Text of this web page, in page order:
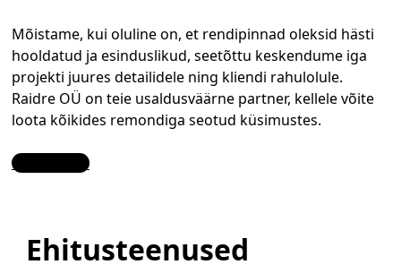
Mõistame, kui oluline on, et rendipinnad oleksid hästi
hooldatud ja esinduslikud, seetõttu keskendume iga
projekti juures detailidele ning kliendi rahulolule.
Raidre OÜ on teie usaldusväärne partner, kellele võite
loota kõikides remondiga seotud küsimustes.
Contact Us
Ehitusteenused